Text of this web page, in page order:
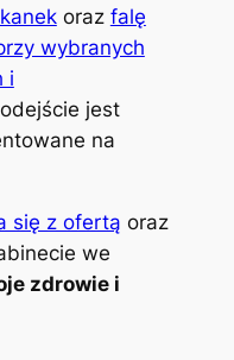
oraz falę
wybranych
i
jest
na
się z ofertą oraz
we
zdrowie i